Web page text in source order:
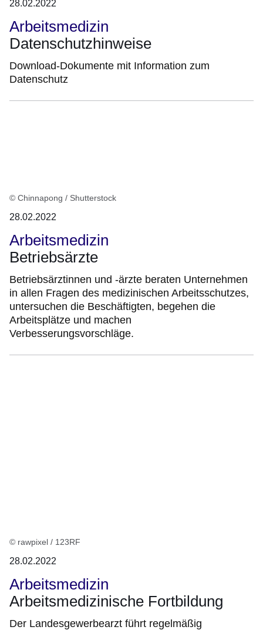
28.02.2022
Arbeitsmedizin
Datenschutzhinweise
Download-Dokumente mit Information zum
Datenschutz
© Chinnapong / Shutterstock
28.02.2022
Arbeitsmedizin
Betriebsärzte
Betriebsärztinnen und -ärzte beraten Unternehmen
in allen Fragen des medizinischen Arbeitsschutzes,
untersuchen die Beschäftigten, begehen die
Arbeitsplätze und machen
Verbesserungsvorschläge.
© rawpixel / 123RF
28.02.2022
Arbeitsmedizin
Arbeitsmedizinische Fortbildung
Der Landesgewerbearzt führt regelmäßig